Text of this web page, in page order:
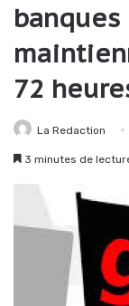
banques
72
La Redaction
3 minutes de